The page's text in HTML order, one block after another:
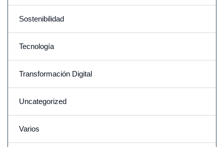
Sostenibilidad
Tecnología
Transformación Digital
Uncategorized
Varios